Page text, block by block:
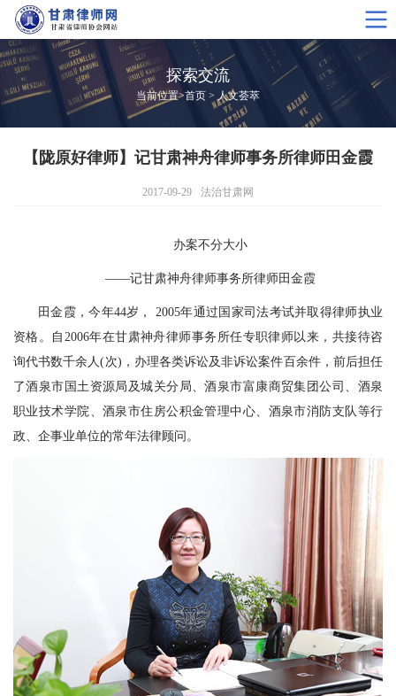
探索交流
当前位置>首页 > 人文荟萃
【陇原好律师】记甘肃神舟律师事务所律师田金霞
2017-09-29 法治甘肃网
办案不分大小
——记甘肃神舟律师事务所律师田金霞
田金霞，今年44岁， 2005年通过国家司法考试并取得律师执业
资格。自2006年在甘肃神舟律师事务所任专职律师以来，共接待咨
询代书数千余人(次)，办理各类诉讼及非诉讼案件百余件，前后担任
了酒泉市国土资源局及城关分局、酒泉市富康商贸集团公司、酒泉
职业技术学院、酒泉市住房公积金管理中心、酒泉市消防支队等行
政、企事业单位的常年法律顾问。